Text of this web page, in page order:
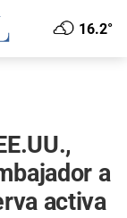
16.2°
a
activa